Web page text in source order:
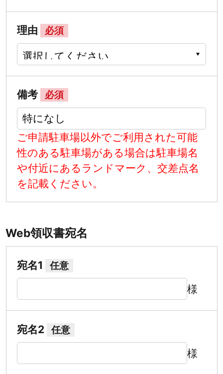
理由 必須
備考 必須
ご申請駐車場以外でご利用された可能
性のある駐車場がある場合は駐車場名
や付近にあるランドマーク、交差点名
を記載ください。
Web領収書宛名
宛名1 任意
様
宛名2 任意
様